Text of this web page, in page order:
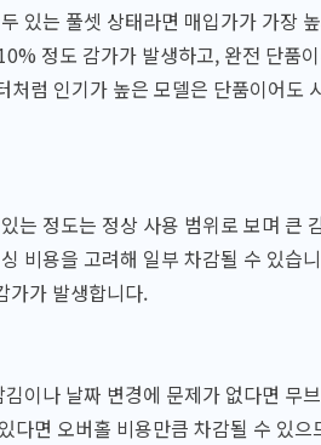
있는 풀셋 상태라면 매입가가 가장
정도 감가가 발생하고, 완전 단품
럼 인기가 높은 모델은 단품이어도
는 정도는 정상 사용 범위로 보며 큰
비용을 고려해 일부 차감될 수 있습
가가 발생합니다.
이나 날짜 변경에 문제가 없다면 무
다면 오버홀 비용만큼 차감될 수 있